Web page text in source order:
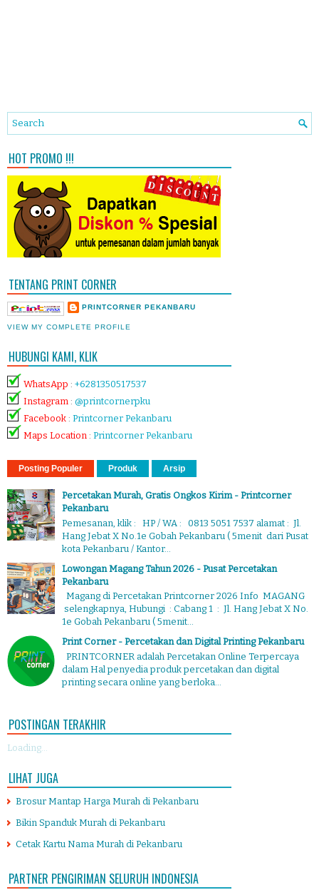
HOT PROMO !!!
TENTANG PRINT CORNER
PRINTCORNER PEKANBARU
VIEW MY COMPLETE PROFILE
HUBUNGI KAMI, KLIK
WhatsApp : +6281350517537
Instagram : @printcornerpku
Facebook : Printcorner Pekanbaru
Maps Location : Printcorner Pekanbaru
Posting Populer Produk Arsip
Percetakan Murah, Gratis Ongkos Kirim - Printcorner
Pekanbaru
Pemesanan, klik : HP / WA : 0813 5051 7537 alamat : Jl.
Hang Jebat X No.1e Gobah Pekanbaru ( 5menit dari Pusat
kota Pekanbaru / Kantor...
Lowongan Magang Tahun 2026 - Pusat Percetakan
Pekanbaru
Magang di Percetakan Printcorner 2026 Info MAGANG
selengkapnya, Hubungi : Cabang 1 : Jl. Hang Jebat X No.
1e Gobah Pekanbaru ( 5menit...
Print Corner - Percetakan dan Digital Printing Pekanbaru
PRINTCORNER adalah Percetakan Online Terpercaya
dalam Hal penyedia produk percetakan dan digital
printing secara online yang berloka...
POSTINGAN TERAKHIR
Loading...
LIHAT JUGA
Brosur Mantap Harga Murah di Pekanbaru
Bikin Spanduk Murah di Pekanbaru
Cetak Kartu Nama Murah di Pekanbaru
PARTNER PENGIRIMAN SELURUH INDONESIA